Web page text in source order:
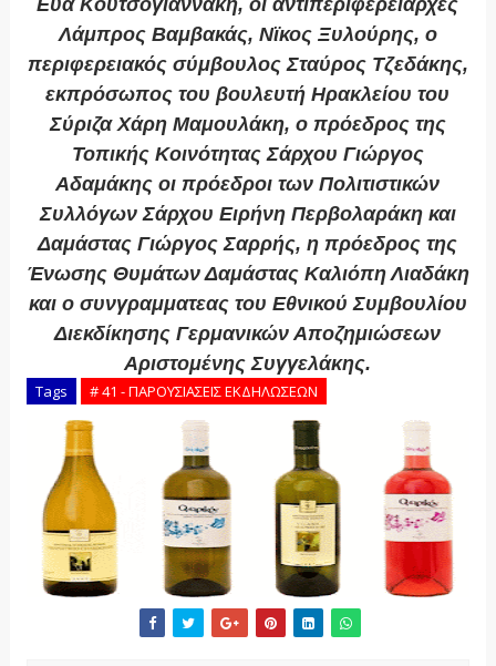
Εύα Κουτσογιαννάκη, οι αντιπεριφερειάρχες
Λάμπρος Βαμβακάς, Νϊκος Ξυλούρης, ο
περιφερειακός σύμβουλος Σταύρος Τζεδάκης,
εκπρόσωπος του βουλευτή Ηρακλείου του
Σύριζα Χάρη Μαμουλάκη, ο πρόεδρος της
Τοπικής Κοινότητας Σάρχου Γιώργος
Αδαμάκης οι πρόεδροι των Πολιτιστικών
Συλλόγων Σάρχου Ειρήνη Περβολαράκη και
Δαμάστας Γιώργος Σαρρής, η πρόεδρος της
Ένωσης Θυμάτων Δαμάστας Καλιόπη Λιαδάκη
και ο συνγραμματεας του Εθνικού Συμβουλίου
Διεκδίκησης Γερμανικών Αποζημιώσεων
Αριστομένης Συγγελάκης.
Tags # 41 - ΠΑΡΟΥΣΙΑΣΕΙΣ ΕΚΔΗΛΩΣΕΩΝ